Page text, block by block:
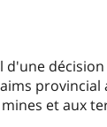
d'une
provincial
et aux